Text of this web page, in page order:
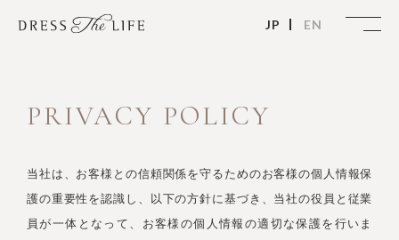
JP EN
PRIVACY POLICY
当社は、お客様との信頼関係を守るためのお客様の個人情報保
護の重要性を認識し、以下の方針に基づき、当社の役員と従業
員が一体となって、お客様の個人情報の適切な保護を行いま